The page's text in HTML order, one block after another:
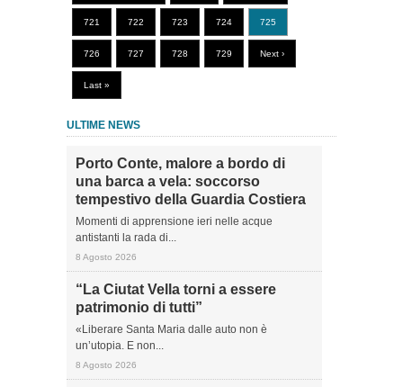
721 722 723 724 725
726 727 728 729 Next ›
Last »
ULTIME NEWS
Porto Conte, malore a bordo di
una barca a vela: soccorso
tempestivo della Guardia Costiera
Momenti di apprensione ieri nelle acque
antistanti la rada di...
8 Agosto 2026
“La Ciutat Vella torni a essere
patrimonio di tutti”
«Liberare Santa Maria dalle auto non è
un’utopia. E non...
8 Agosto 2026